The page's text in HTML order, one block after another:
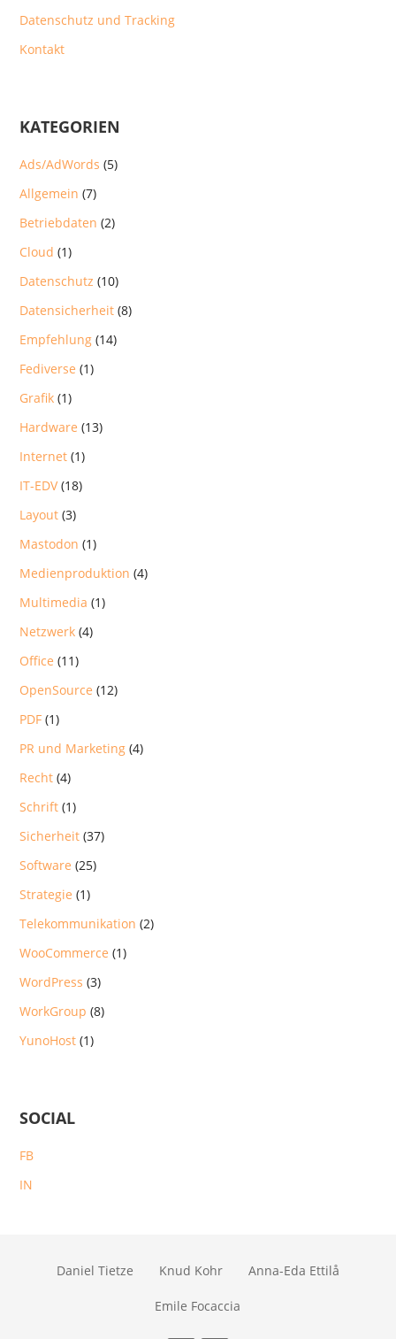
Datenschutz und Tracking
Kontakt
KATEGORIEN
Ads/AdWords (5)
Allgemein (7)
Betriebdaten (2)
Cloud (1)
Datenschutz (10)
Datensicherheit (8)
Empfehlung (14)
Fediverse (1)
Grafik (1)
Hardware (13)
Internet (1)
IT-EDV(18)
Layout (3)
Mastodon (1)
Medienproduktion (4)
Multimedia (1)
Netzwerk (4)
Office (11)
OpenSource (12)
PDF (1)
PR und Marketing (4)
Recht (4)
Schrift (1)
Sicherheit (37)
Software (25)
Strategie (1)
Telekommunikation (2)
WooCommerce (1)
WordPress (3)
WorkGroup (8)
YunoHost (1)
SOCIAL
FB
IN
Daniel Tietze Knud Kohr Anna-Eda Ettilå
Emile Focaccia